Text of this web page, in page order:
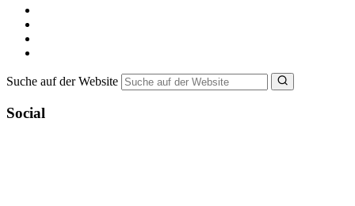
Suche auf der Website
Social